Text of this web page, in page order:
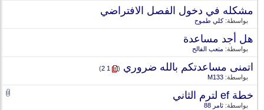
مشكله في دخول الفصل الافتراضي
بواسطة:كلي طموح
هل أجد مساعدة
بواسطة:متعب الفالح
اتمنى مساعدتكم بالله ضروري‏
(
1
2
بواسطة:M133
خطة ef لترم الثاني
بواسطة:ثامر 88